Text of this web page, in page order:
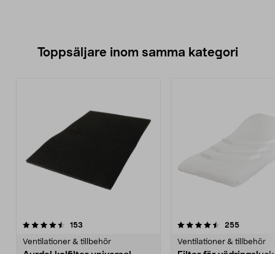
Toppsäljare inom samma kategori
153
Ventilationer & tillbehör
4.5 av 5 stjärnor 255
Ventilationer & tillbehör
4.5 av 5 stjärnor